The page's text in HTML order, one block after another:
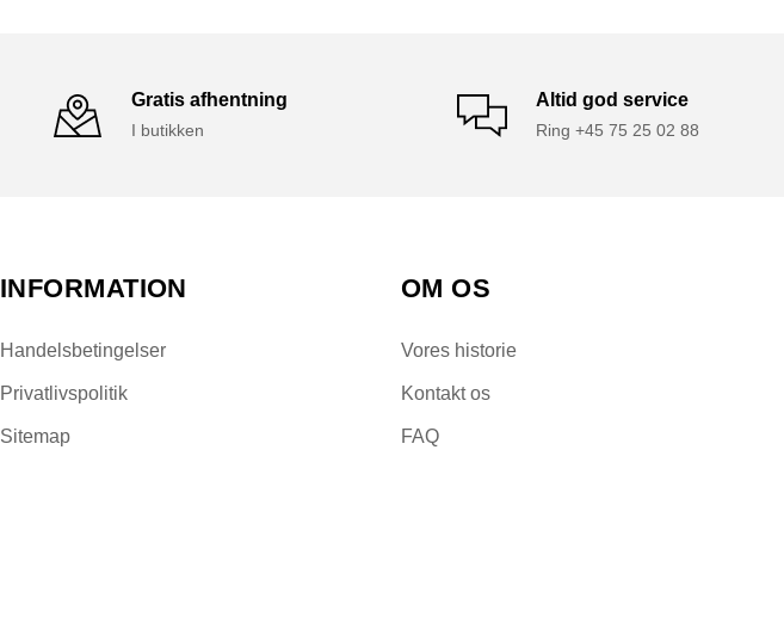
Gratis afhentning
I butikken
Altid god service
Ring +45 75 25 02 88
INFORMATION
Handelsbetingelser
Privatlivspolitik
Sitemap
OM OS
Vores historie
Kontakt os
FAQ